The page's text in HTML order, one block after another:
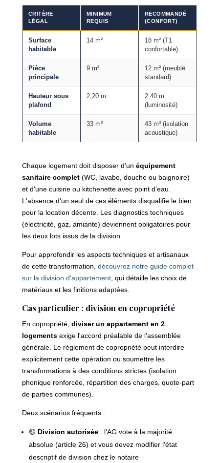
CRITÈRE
LÉGAL
MINIMUM
REQUIS
RECOMMANDÉ
(CONFORT)
Surface
habitable
14 m²
18 m² (T1
confortable)
Pièce
principale
9 m²
12 m² (meublé
standard)
Hauteur sous
plafond
2,20 m
2,40 m
(luminosité)
Volume
habitable
33 m³
43 m³ (isolation
acoustique)
Chaque logement doit disposer d'un équipement
sanitaire complet(WC, lavabo, douche ou baignoire)
et d'une cuisine ou kitchenette avec point d'eau.
L'absence d'un seul de ces éléments disqualifie le bien
pour la location décente. Les diagnostics techniques
(électricité, gaz, amiante) deviennent obligatoires pour
les deux lots issus de la division.
Pour approfondir les aspects techniques et artisanaux
de cette transformation, découvrez notre guide complet
sur la division d'appartement, qui détaille les choix de
matériaux et les finitions adaptées.
Cas particulier : division en copropriété
En copropriété, diviser un appartement en 2
logementsexige l'accord préalable de l'assemblée
générale. Le règlement de copropriété peut interdire
explicitement cette opération ou soumettre les
transformations à des conditions strictes (isolation
phonique renforcée, répartition des charges, quote-part
de parties communes).
Deux scénarios fréquents :
🟡 Division autorisée: l'AG vote à la majorité
absolue (article 26) et vous devez modifier l'état
descriptif de division chez le notaire